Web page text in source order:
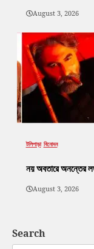
August 3, 2026
টলিপাড়া বিনোদন
নয় অবতারে অনন্তের
August 3, 2026
Search